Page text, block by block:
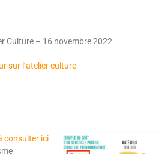
Culture – 16 novembre 2022
sur l’atelier culture
consulter ici